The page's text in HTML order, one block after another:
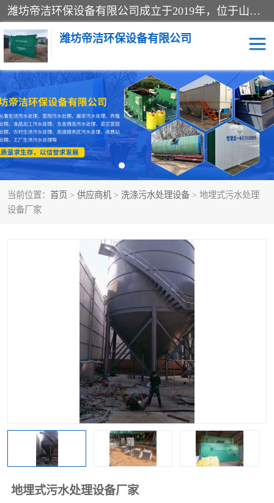
潍坊帝洁环保设备有限公司成立于2019年，位于山东省潍坊市潍城经济开发区；公司专注于环境保护专用设备及配件的研发、生产、安装与销售，同时涉及医用消毒设备、机电设备和仪器仪表的销售。此外，公司提供环保工程施工、环保技术研发与转让、技术服务以及环境工程专项设计服务，致力于为客户提供全面的环保解决方案，助力绿色可持续发展。
潍坊帝洁环保设备有限公司
当前位置： 首页 > 供应商机 > 洗涤污水处理设备 > 地埋式污水处理
设备厂家
地埋式污水处理设备厂家
一体化提升泵站 屠宰肉食品加工污水处理
设备
一体化生活污水处理设备 学校污水处理设备
医院污水处理设备 喷涂废水油墨废水
玻璃钢一体化污水处理设 水性涂料加工污水处理设
养殖污水处理设备 洗涤污水处理设备
洗车废水处理设备 实验室污水处理设备
平流式溶气气浮机 风景区旅游景点污水处理
高速服务区收费站污水处 微动力生化污水处理设备
海鲜加工污水处理设备 蒸发器设备价格
客运站污水处理设备 航站楼厕所污水处理设备
UASB厌氧塔 加油站油田景点旅游区污
水处理设备
风电场变电站污水处理设
备
叠螺污泥脱水机
疾控中心一体化设备处理